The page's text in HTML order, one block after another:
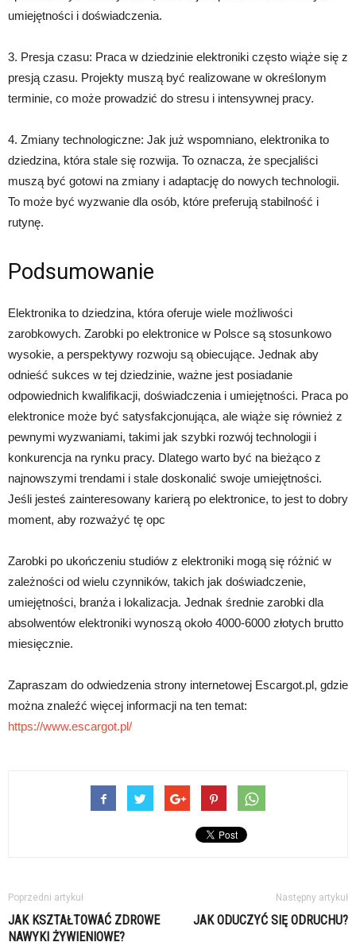
umiejętności i doświadczenia.
3. Presja czasu: Praca w dziedzinie elektroniki często wiąże się z
presją czasu. Projekty muszą być realizowane w określonym
terminie, co może prowadzić do stresu i intensywnej pracy.
4. Zmiany technologiczne: Jak już wspomniano, elektronika to
dziedzina, która stale się rozwija. To oznacza, że specjaliści
muszą być gotowi na zmiany i adaptację do nowych technologii.
To może być wyzwanie dla osób, które preferują stabilność i
rutynę.
Podsumowanie
Elektronika to dziedzina, która oferuje wiele możliwości
zarobkowych. Zarobki po elektronice w Polsce są stosunkowo
wysokie, a perspektywy rozwoju są obiecujące. Jednak aby
odnieść sukces w tej dziedzinie, ważne jest posiadanie
odpowiednich kwalifikacji, doświadczenia i umiejętności. Praca po
elektronice może być satysfakcjonująca, ale wiąże się również z
pewnymi wyzwaniami, takimi jak szybki rozwój technologii i
konkurencja na rynku pracy. Dlatego warto być na bieżąco z
najnowszymi trendami i stale doskonalić swoje umiejętności.
Jeśli jesteś zainteresowany karierą po elektronice, to jest to dobry
moment, aby rozważyć tę opc
Zarobki po ukończeniu studiów z elektroniki mogą się różnić w
zależności od wielu czynników, takich jak doświadczenie,
umiejętności, branża i lokalizacja. Jednak średnie zarobki dla
absolwentów elektroniki wynoszą około 4000-6000 złotych brutto
miesięcznie.
Zapraszam do odwiedzenia strony internetowej Escargot.pl, gdzie
można znaleźć więcej informacji na ten temat:
https://www.escargot.pl/
Poprzedni artykuł
JAK KSZTAŁTOWAĆ ZDROWE
NAWYKI ŻYWIENIOWE?
Następny artykuł
JAK ODUCZYĆ SIĘ ODRUCHU?